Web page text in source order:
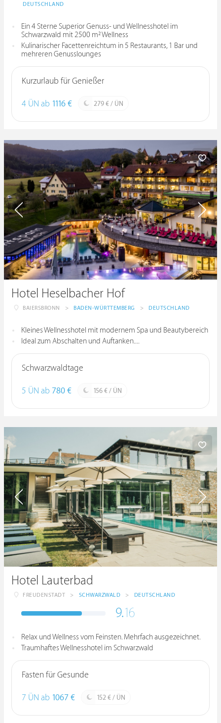
DEUTSCHLAND
Ein 4 Sterne Superior Genuss- und Wellnesshotel im
Schwarzwald mit 2500 m² Wellness
Kulinarischer Facettenreichtum in 5 Restaurants, 1 Bar und
mehreren Genusslounges
Kurzurlaub für Genießer
4 ÜN ab 1116 € 279 € / ÜN
Hotel Heselbacher Hof
BAIERSBRONN > BADEN-WÜRTTEMBERG > DEUTSCHLAND
Kleines Wellnesshotel mit modernem Spa und Beautybereich
Ideal zum Abschalten und Auftanken....
Schwarzwaldtage
5 ÜN ab 780 € 156 € / ÜN
Hotel Lauterbad
FREUDENSTADT > SCHWARZWALD > DEUTSCHLAND
9.16
Relax und Wellness vom Feinsten. Mehrfach ausgezeichnet.
Traumhaftes Wellnesshotel im Schwarzwald
Fasten für Gesunde
7 ÜN ab 1067 € 152 € / ÜN